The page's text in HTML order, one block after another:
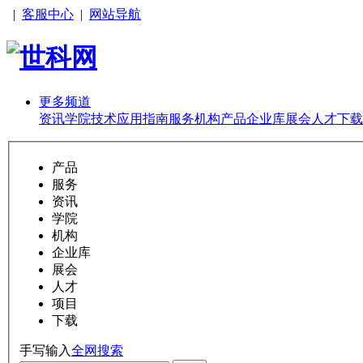
| 客服中心 | 网站导航
更多频道
资讯学院技术应用指南服务机构产品企业库展会 人才下载
产品
服务
资讯
学院
机构
企业库
展会
人才
项目
下载
手写输入全网搜索